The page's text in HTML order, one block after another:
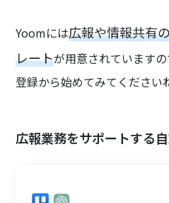
Yoomには広報や情報共有
レートが用意されています
登録から始めてみてください
広報業務をサポートする